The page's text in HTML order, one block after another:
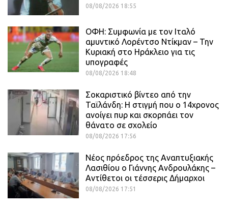
08/08/2026 18:55
ΟΦΗ: Συμφωνία με τον Ιταλό
αμυντικό Λορέντσο Ντίκμαν – Την
Κυριακή στο Ηράκλειο για τις
υπογραφές
08/08/2026 18:48
Σοκαριστικό βίντεο από την
Ταϊλάνδη: Η στιγμή που ο 14χρονος
ανοίγει πυρ και σκορπάει τον
θάνατο σε σχολείο
08/08/2026 17:56
Νέος πρόεδρος της Αναπτυξιακής
Λασιθίου ο Γιάννης Ανδρουλάκης –
Αντίθετοι οι τέσσερις Δήμαρχοι
08/08/2026 17:51